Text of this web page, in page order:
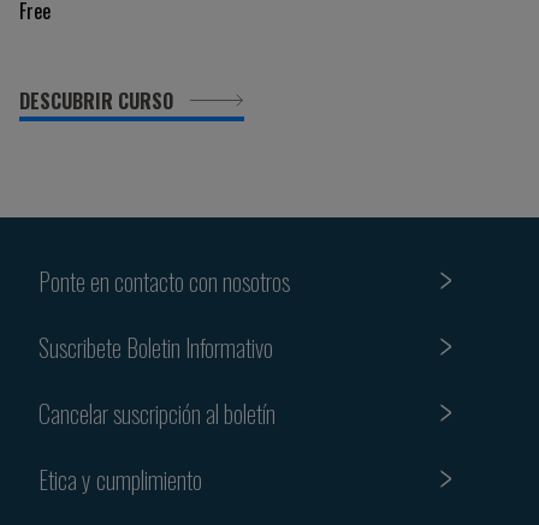
Free
DESCUBRIR CURSO
Ponte en contacto con nosotros
Suscribete Boletin Informativo
Cancelar suscripción al boletín
Etica y cumplimiento